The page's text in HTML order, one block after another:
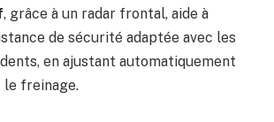
, grâce à un radar frontal, aide à
de sécurité adaptée avec les
en ajustant automatiquement
le freinage.